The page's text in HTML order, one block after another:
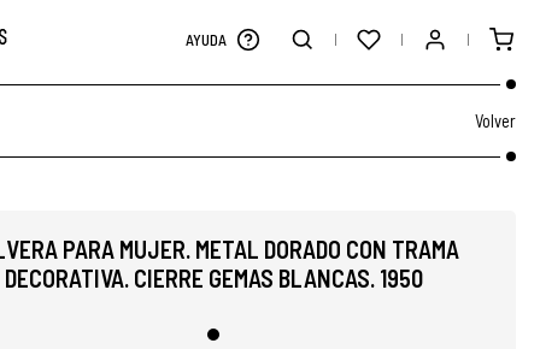
AYUDA
Volver
PARA MUJER. METAL DORADO CON TRAMA
DECORATIVA. CIERRE GEMAS BLANCAS. 1950